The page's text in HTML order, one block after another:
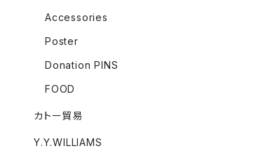
Accessories
Poster
Donation PINS
FOOD
カトー貿易
Y.Y.WILLIAMS